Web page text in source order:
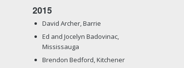
2015
David Archer, Barrie
Ed and Jocelyn Badovinac,
Mississauga
Brendon Bedford, Kitchener